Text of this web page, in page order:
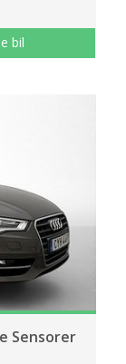
dina
bil
Sensorer